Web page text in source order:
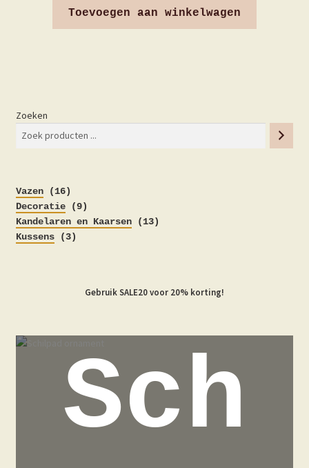
Toevoegen aan winkelwagen
Zoeken
Vazen 1616
producten
Decoratie 99
producten
Kandelaren en Kaarsen 1313
Kussens 33
Gebruik SALE20 voor 20% korting!
Sch